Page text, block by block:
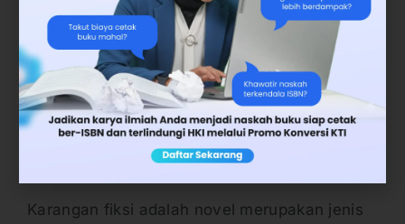
saja jenis-jenis karangan fiksi. Karangan fiksi
adalah jenis karya sastra yang ditulis
berdasarkan imajinasi penulis. Berikut ini
berbagai jenis karangan fiksi adalah sebagai
berikut.
Karangan fiksi adalah novel merupakan jenis